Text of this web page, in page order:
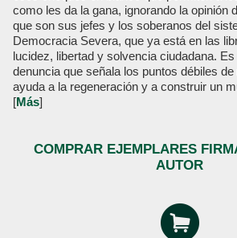
como les da la gana, ignorando la opinión
que son sus jefes y los soberanos del
Democracia Severa, que ya está en las
lucidez, libertad y solvencia ciudadana.
denuncia que señala los puntos débiles
ayuda a la regeneración y a construir un
[Más]
COMPRAR EJEMPLARES
AUTOR